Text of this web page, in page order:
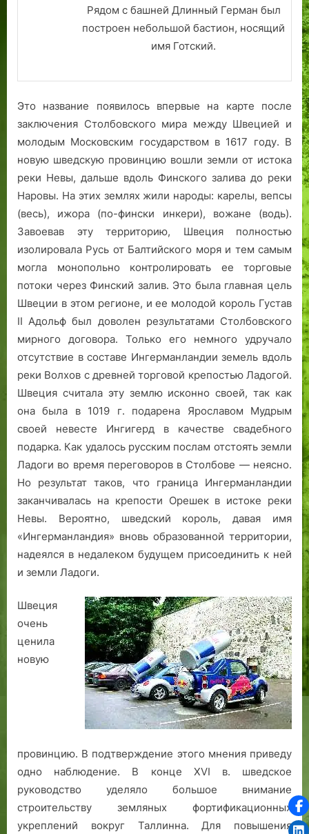
6
-
л
е
т
и
е
п
р
и
н
я
т
и
Р
е
в
е
л
я
в
з
о
н
у
Л
ю
б
е
к
с
о
г
о
п
р
а
в
а
Рядом с башней Длинный Герман был
построен небольшой бастион, носящий
имя Готский.
Это название появилось впервые на карте после
заключения Столбовского мира между Швецией и
молодым Московским государством в 1617 году. В
новую шведскую провинцию вошли земли от истока
реки Невы, дальше вдоль Финского залива до реки
Наровы. На этих землях жили народы: карелы, вепсы
(весь), ижора (по-фински инкери), вожане (водь).
Завоевав эту территорию, Швеция полностью
изолировала Русь от Балтийского моря и тем самым
могла монопольно контролировать ее торговые
потоки через Финский залив. Это была главная цель
Швеции в этом регионе, и ее молодой король Густав
II Адольф был доволен результатами Столбовского
мирного договора. Только его немного удручало
отсутствие в составе Ингерманландии земель вдоль
реки Волхов с древней торговой крепостью Ладогой.
Швеция считала эту землю исконно своей, так как
она была в 1019 г. подарена Ярославом Мудрым
своей невесте Ингигерд в качестве свадебного
подарка. Как удалось русским послам отстоять земли
Ладоги во время переговоров в Столбове — неясно.
Но результат таков, что граница Ингерманландии
заканчивалась на крепости Орешек в истоке реки
Невы. Вероятно, шведский король, давая имя
«Ингерманландия» вновь образованной территории,
надеялся в недалеком будущем присоединить к ней
и земли Ладоги.
Швеция
очень
ценила
новую
провинцию. В подтверждение этого мнения приведу
одно наблюдение. В конце XVI в. шведское
руководство уделяло большое внимание
строительству земляных фортификационных
укреплений вокруг Таллинна. Для повышения